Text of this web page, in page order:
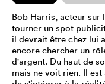
Bob Harris, acteur sur
tourner un spot
il devrait être chez lui
encore chercher un
d'argent. Du haut de
mais ne voit rien. Il